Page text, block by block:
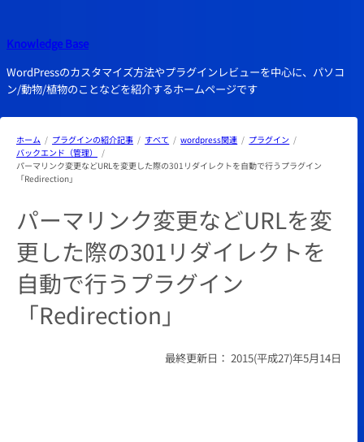
を
ス
キ
ッ
プ
Knowledge Base
WordPressのカスタマイズ方法やプラグインレビューを中心に、パソコ
ン/動物/植物のことなどを紹介するホームページです
ホーム プラグインの紹介記事 すべて wordpress関連
プラグイン
バックエンド（管理）
パーマリンク変更などURLを変更した際の301リダイレクトを自動で行うプラグイン
「Redirection」
パーマリンク変更などURLを変
更した際の301リダイレクトを
自動で行うプラグイン
「Redirection」
最終更新日： 2015(平成27)年5月14日